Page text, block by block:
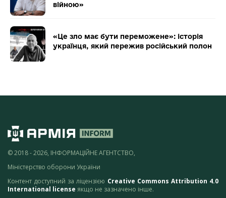
війною»
«Це зло має бути переможене»: історія
українця, який пережив російський полон
© 2018 - 2026, ІНФОРМАЦІЙНЕ АГЕНТСТВО,
Міністерство оборони України
Контент доступний за ліцензією Creative Commons Attribution 4.0
International license якщо не зазначено інше.